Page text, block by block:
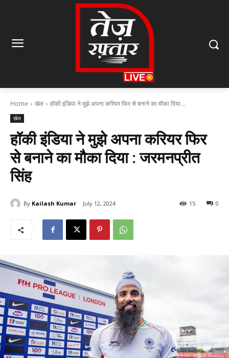
Home खेल हॉकी इंडिया ने मुझे अपना करियर फिर से बनाने का मौका दिया...
खेल
हॉकी इंडिया ने मुझे अपना करियर फिर
से बनाने का मौका दिया : जरमनप्रीत
सिंह
By Kailash Kumar July 12, 2024 0
15